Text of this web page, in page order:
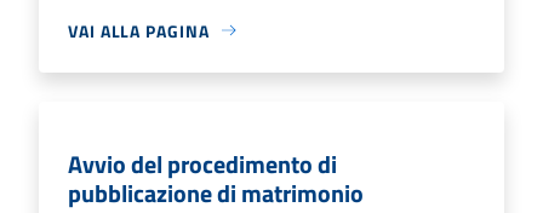
VAI ALLA PAGINA
Avvio del procedimento di
pubblicazione di matrimonio